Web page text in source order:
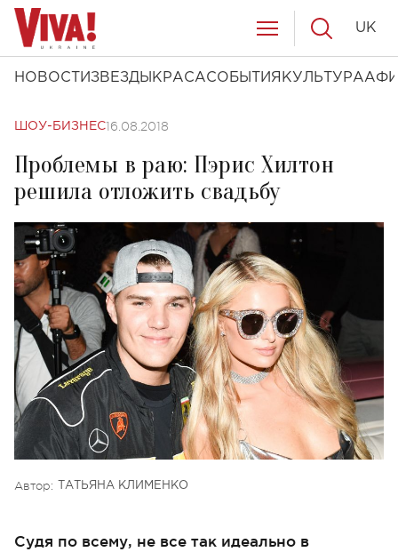
НОВОСТИ ЗВЕЗДЫ КРАСАСОБЫТИЯ КУЛЬТУРА
UK
ШОУ-БИЗНЕС16.08.2018
Проблемы в раю: Пэрис Хилтон
решила отложить свадьбу
Автор: ТАТЬЯНА КЛИМЕНКО
Судя по всему, не все так идеально в